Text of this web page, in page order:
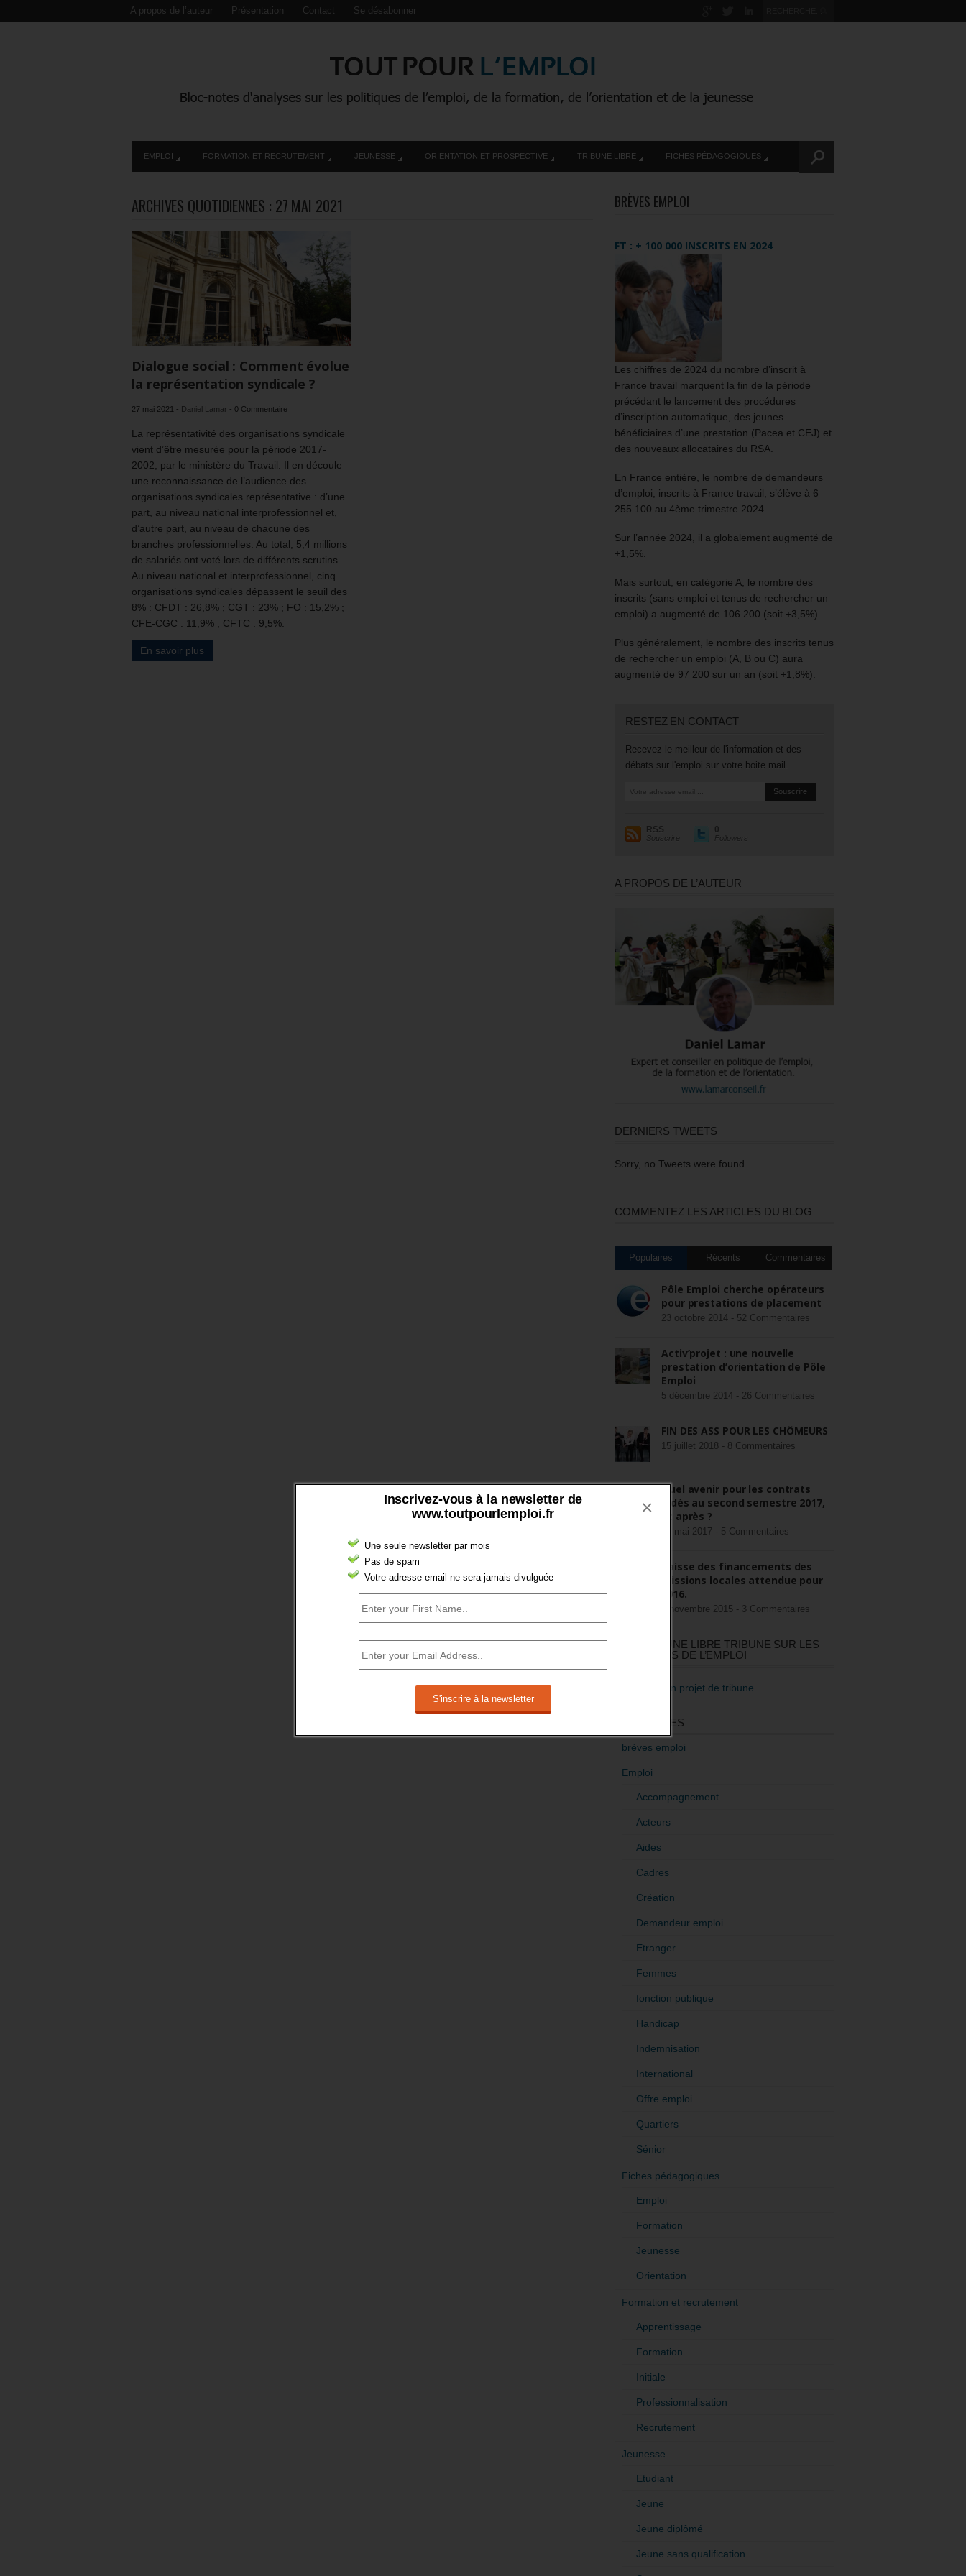
Inscrivez-vous à la newsletter de
www.toutpourlemploi.fr
Une seule newsletter par mois
Pas de spam
Votre adresse email ne sera jamais divulguée
×
A propos de l’auteur Présentation Contact Se désabonner
EMPLOI FORMATION ET RECRUTEMENT JEUNESSE ORIENTATION ET PROSPECTIVE TRIBUNE LIBRE FICHES PÉDAGOGIQUES
ARCHIVES QUOTIDIENNES : 27 MAI 2021
Dialogue social : Comment évolue
la représentation syndicale ?
27 mai 2021 - Daniel Lamar - 0 Commentaire
La représentativité des organisations syndicale
vient d’être mesurée pour la période 2017-
2002, par le ministère du Travail. Il en découle
une reconnaissance de l’audience des
organisations syndicales représentative : d’une
part, au niveau national interprofessionnel et,
d’autre part, au niveau de chacune des
branches professionnelles. Au total, 5,4 millions
de salariés ont voté lors de différents scrutins.
Au niveau national et interprofessionnel, cinq
organisations syndicales dépassent le seuil des
8% : CFDT : 26,8% ; CGT : 23% ; FO : 15,2% ;
CFE-CGC : 11,9% ; CFTC : 9,5%.
En savoir plus
BRÈVES EMPLOI
FT : + 100 000 INSCRITS EN 2024
Les chiffres de 2024 du nombre d’inscrit à
France travail marquent la fin de la période
précédant le lancement des procédures
d’inscription automatique, des jeunes
bénéficiaires d’une prestation (Pacea et CEJ) et
des nouveaux allocataires du RSA.
En France entière, le nombre de demandeurs
d’emploi, inscrits à France travail, s’élève à 6
255 100 au 4ème trimestre 2024.
Sur l’année 2024, il a globalement augmenté de
+1,5%.
Mais surtout, en catégorie A, le nombre des
inscrits (sans emploi et tenus de rechercher un
emploi) a augmenté de 106 200 (soit +3,5%).
Plus généralement, le nombre des inscrits tenus
de rechercher un emploi (A, B ou C) aura
augmenté de 97 200 sur un an (soit +1,8%).
RESTEZ EN CONTACT
Recevez le meilleur de l'information et des
débats sur l'emploi sur votre boite mail.
RSS
Souscrire
0
Followers
A PROPOS DE L’AUTEUR
DERNIERS TWEETS
Sorry, no Tweets were found.
COMMENTEZ LES ARTICLES DU BLOG
Populaires Récents Commentaires
Pôle Emploi cherche opérateurs
pour prestations de placement
23 octobre 2014 - 52 Commentaires
Activ’projet : une nouvelle
prestation d’orientation de Pôle
Emploi
5 décembre 2014 - 26 Commentaires
FIN DES ASS POUR LES CHÔMEURS
15 juillet 2018 - 8 Commentaires
Quel avenir pour les contrats
aidés au second semestre 2017,
et après ?
22 mai 2017 - 5 Commentaires
Baisse des financements des
missions locales attendue pour
2016.
3 novembre 2015 - 3 Commentaires
RÉDIGEZ UNE LIBRE TRIBUNE SUR LES
POLITIQUES DE L’EMPLOI
>Décrire mon projet de tribune
CATÉGORIES
brèves emploi
Emploi
Accompagnement
Acteurs
Aides
Cadres
Création
Demandeur emploi
Etranger
Femmes
fonction publique
Handicap
Indemnisation
International
Offre emploi
Quartiers
Sénior
Fiches pédagogiques
Emploi
Formation
Jeunesse
Orientation
Formation et recrutement
Apprentissage
Formation
Initiale
Professionnalisation
Recrutement
Jeunesse
Etudiant
Jeune
Jeune diplômé
Jeune sans qualification